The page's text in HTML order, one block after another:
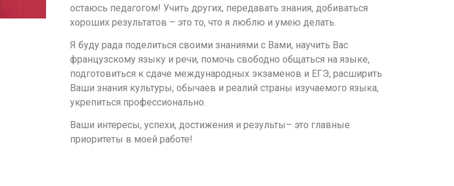
остаюсь педагогом! Учить других, передавать знания, добиваться
хороших результатов – это то, что я люблю и умею делать.
Я буду рада поделиться своими знаниями с Вами, научить Вас
французскому языку и речи, помочь свободно общаться на языке,
подготовиться к сдаче международных экзаменов и ЕГЭ, расширить
Ваши знания культуры, обычаев и реалий страны изучаемого языка,
укрепиться профессионально.
Ваши интересы, успехи, достижения и результы– это главные
приоритеты в моей работе!